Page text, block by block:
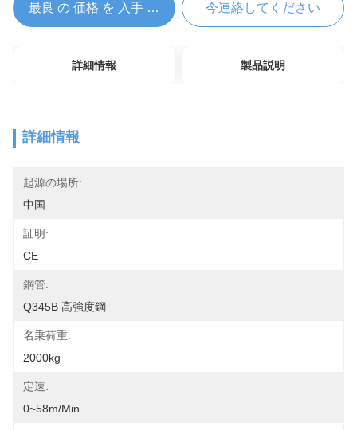
最良 の 価格 を 入手 する 今連絡してください
詳細情報 製品説明
詳細情報
起源の場所:
中国
証明:
CE
鋼管:
Q345B 高強度鋼
名乗荷重:
2000kg
定速:
0~58m/min